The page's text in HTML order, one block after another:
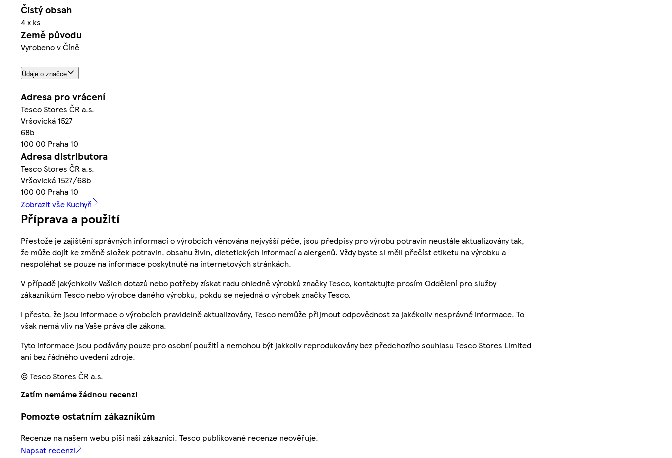
Čistý obsah
4 x ks
Země původu
Vyrobeno v Číně
Údaje o značce
Adresa pro vrácení
Tesco Stores ČR a.s.
Vršovická 1527
68b
100 00 Praha 10
Adresa distributora
Tesco Stores ČR a.s.
Vršovická 1527/68b
100 00 Praha 10
Zobrazit vše Kuchyň
Příprava a použití
Přestože je zajištění správných informací o výrobcích věnována nejvyšší péče, jsou předpisy pro výrobu potravin neustále aktualizovány tak,
že může dojít ke změně složek potravin, obsahu živin, dietetických informací a alergenů. Vždy byste si měli přečíst etiketu na výrobku a
nespoléhat se pouze na informace poskytnuté na internetových stránkách.
V případě jakýchkoliv Vašich dotazů nebo potřeby získat radu ohledně výrobků značky Tesco, kontaktujte prosím Oddělení pro služby
zákazníkům Tesco nebo výrobce daného výrobku, pokdu se nejedná o výrobek značky Tesco.
I přesto, že jsou informace o výrobcích pravidelně aktualizovány, Tesco nemůže přijmout odpovědnost za jakékoliv nesprávné informace. To
však nemá vliv na Vaše práva dle zákona.
Tyto informace jsou podávány pouze pro osobní použití a nemohou být jakkoliv reprodukovány bez předchozího souhlasu Tesco Stores Limited
ani bez řádného uvedení zdroje.
© Tesco Stores ČR a.s.
Zatím nemáme žádnou recenzi
Pomozte ostatním zákazníkům
Recenze na našem webu píší naši zákazníci. Tesco publikované recenze neověřuje.
Napsat recenzi